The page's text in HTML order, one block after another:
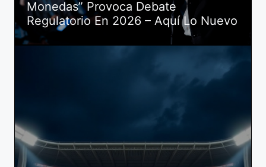
Monedas” Provoca Debate
Regulatorio En 2026 – Aquí Lo Nuevo